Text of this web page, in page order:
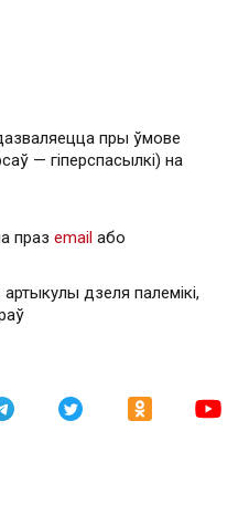
пры ўмове
— гiперспасылкi) на
праз email або
дзеля палемікі,